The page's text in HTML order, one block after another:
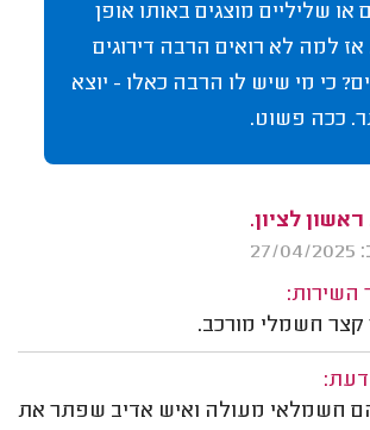
או שליליים מוצגים באותו אופן
אז למה לא רואים הרבה דירוגים
כי מי שיש לו הרבה כאלו - יוצא
ככה פשוט.
לציון.
השירות:
קצר חשמלי מורכב.
דעת:
חשמלאי מעולה ואיש אדיב שפתר את